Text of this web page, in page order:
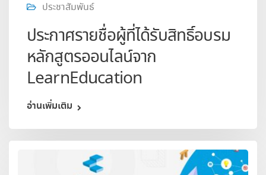
ประชาสัมพันธ์
ประกาศรายชื่อผู้ที่ได้รับสิทธิ์อบรม
หลักสูตรออนไลน์จาก
LearnEducation
อ่านเพิ่มเติม